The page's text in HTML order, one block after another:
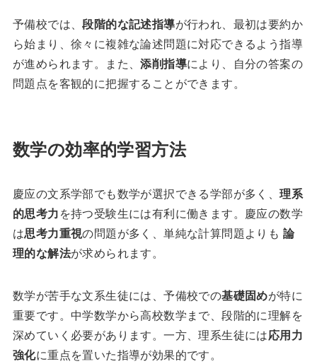
予備校では、段階的な記述指導が行われ、最初は要約か
ら始まり、徐々に複雑な論述問題に対応できるよう指導
が進められます。また、添削指導により、自分の答案の
問題点を客観的に把握することができます。
数学の効率的学習方法
慶应の文系学部でも数学が選択できる学部が多く、理系
的思考力を持つ受験生には有利に働きます。慶应の数学
は思考力重視の問題が多く、単純な計算問題よりも 論
理的な解法が求められます。
数学が苦手な文系生徒には、予備校での基礎固めが特に
重要です。中学数学から高校数学まで、段階的に理解を
深めていく必要があります。一方、理系生徒には応用力
強化に重点を置いた指導が効果的です。